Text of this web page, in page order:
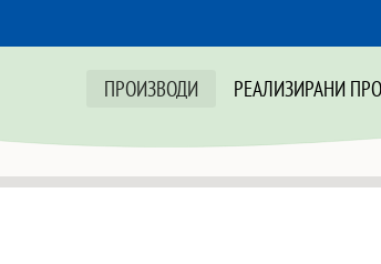
ПРОИЗВОДИ
РЕАЛИЗИРАНИ